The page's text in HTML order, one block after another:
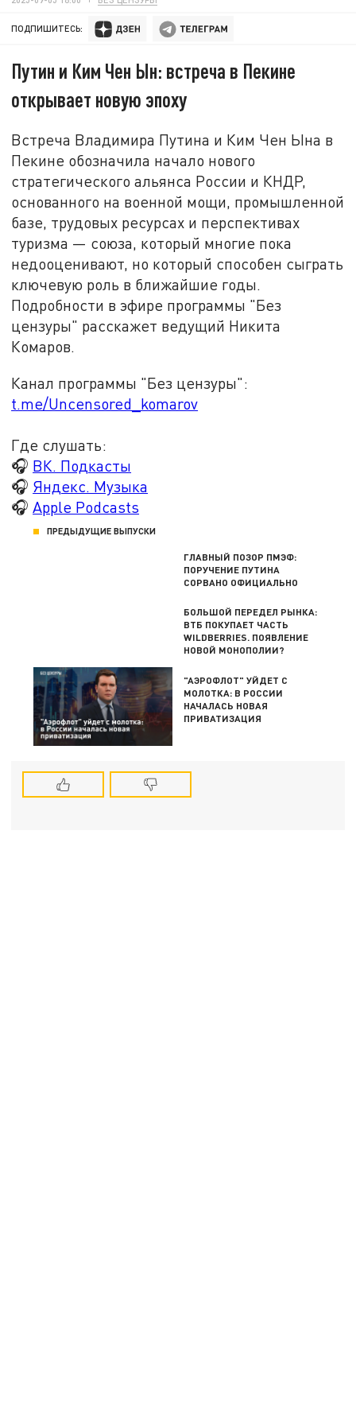
ПОДПИШИТЕСЬ:
Путин и Ким Чен Ын: встреча в Пекине
открывает новую эпоху
Встреча Владимира Путина и Ким Чен Ына в
Пекине обозначила начало нового
стратегического альянса России и КНДР,
основанного на военной мощи, промышленной
базе, трудовых ресурсах и перспективах
туризма — союза, который многие пока
недооценивают, но который способен сыграть
ключевую роль в ближайшие годы.
Подробности в эфире программы "Без
цензуры" расскажет ведущий Никита
Комаров.
Канал программы "Без цензуры":
t.me/Uncensored_komarov
Где слушать:
🎧 ВК. Подкасты
🎧 Яндекс. Музыка
🎧 Apple Podcasts
ПРЕДЫДУЩИЕ ВЫПУСКИ
ГЛАВНЫЙ ПОЗОР ПМЭФ:
ПОРУЧЕНИЕ ПУТИНА
СОРВАНО ОФИЦИАЛЬНО
БОЛЬШОЙ ПЕРЕДЕЛ РЫНКА:
ВТБ ПОКУПАЕТ ЧАСТЬ
WILDBERRIES. ПОЯВЛЕНИЕ
НОВОЙ МОНОПОЛИИ?
"АЭРОФЛОТ" УЙДЕТ С
МОЛОТКА: В РОССИИ
НАЧАЛАСЬ НОВАЯ
ПРИВАТИЗАЦИЯ